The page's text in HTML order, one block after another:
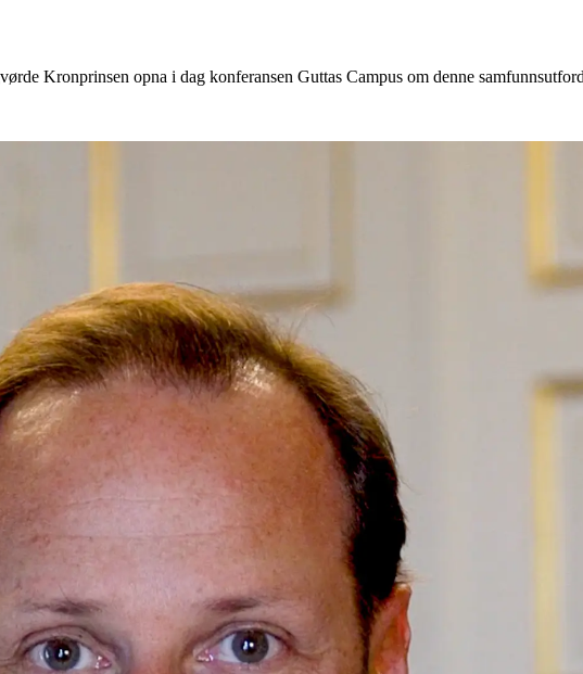
Kronprinsen opna i dag konferansen Guttas Campus om denne